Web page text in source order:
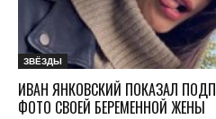
ЗВЁЗДЫ
ИВАН ЯНКОВСКИЙ ПОКАЗАЛ
ФОТО СВОЕЙ БЕРЕМЕННОЙ ЖЕНЫ